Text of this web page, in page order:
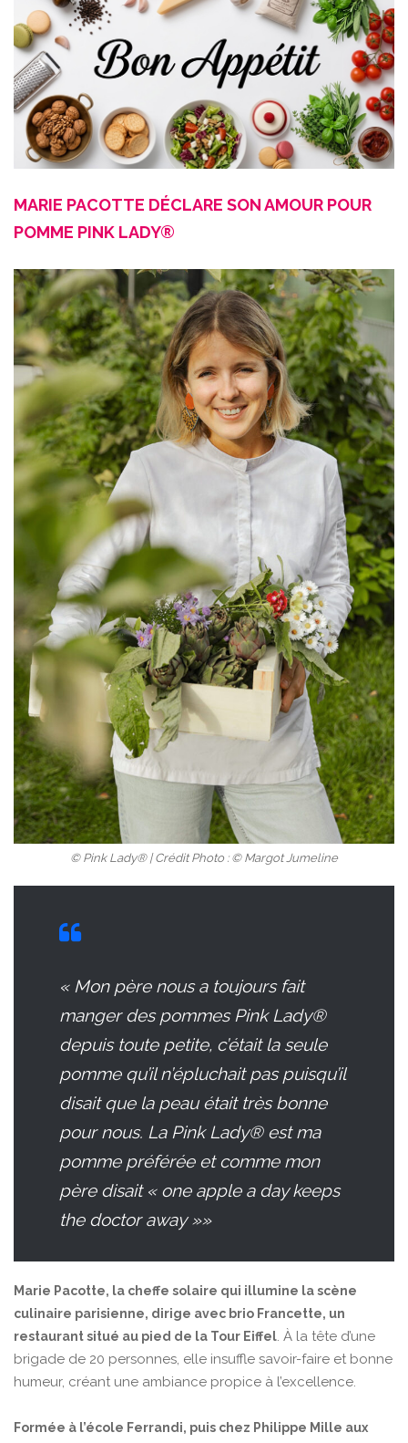
MARIE PACOTTE DÉCLARE SON AMOUR POUR
POMME PINK LADY®
© Pink Lady® | Crédit Photo : © Margot Jumeline
« Mon père nous a toujours fait
manger des pommes Pink Lady®
depuis toute petite, c’était la seule
pomme qu’il n’épluchait pas puisqu’il
disait que la peau était très bonne
pour nous. La Pink Lady® est ma
pomme préférée et comme mon
père disait « one apple a day keeps
the doctor away »»
Marie Pacotte, la cheffe solaire qui illumine la scène
culinaire parisienne, dirige avec brio Francette, un
restaurant situé au pied de la Tour Eiffel. À la tête d’une
brigade de 20 personnes, elle insuffle savoir-faire et bonne
humeur, créant une ambiance propice à l’excellence.
Formée à l’école Ferrandi, puis chez Philippe Mille aux